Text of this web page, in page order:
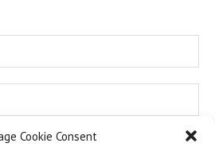
Cookie Consent
korištenja.